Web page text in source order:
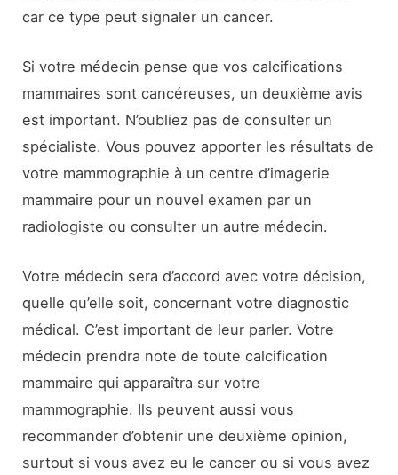
car ce type peut signaler un cancer.
Si votre médecin pense que vos calcifications
mammaires sont cancéreuses, un deuxième avis
est important. N’oubliez pas de consulter un
spécialiste. Vous pouvez apporter les résultats de
votre mammographie à un centre d’imagerie
mammaire pour un nouvel examen par un
radiologiste ou consulter un autre médecin.
Votre médecin sera d’accord avec votre décision,
quelle qu’elle soit, concernant votre diagnostic
médical. C’est important de leur parler. Votre
médecin prendra note de toute calcification
mammaire qui apparaîtra sur votre
mammographie. Ils peuvent aussi vous
recommander d’obtenir une deuxième opinion,
surtout si vous avez eu le cancer ou si vous avez